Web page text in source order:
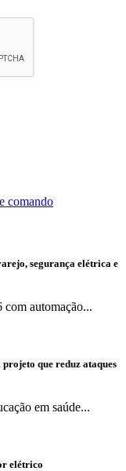
comando
segurança elétrica e
automação...
que reduz ataques
em saúde...
elétrico